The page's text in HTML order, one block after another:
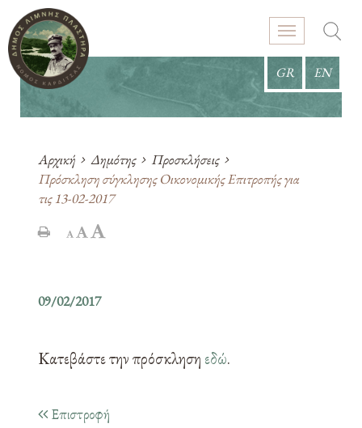
GR EN
Αρχική Δημότης
Προσκλήσεις
Πρόσκληση σύγκλησης Οικονομικής Επιτροπής για
τις 13-02-2017
09/02/2017
Κατεβάστε την πρόσκληση εδώ.
Επιστροφή